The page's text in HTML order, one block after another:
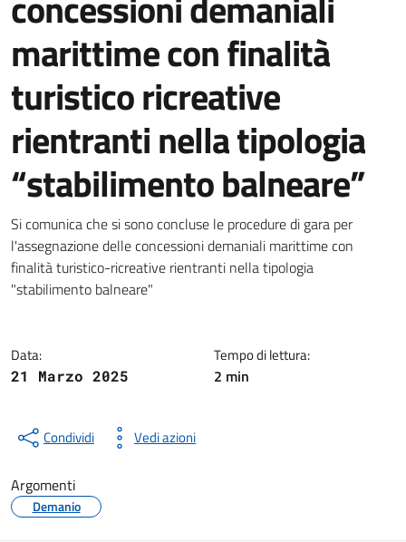
marittime con finalità
turistico ricreative
rientranti nella tipologia
“stabilimento balneare”
Notizia
Si comunica che si sono concluse le procedure di gara per
l'assegnazione delle concessioni demaniali marittime con
finalità turistico-ricreative rientranti nella tipologia
"stabilimento balneare"
Data:
21 Marzo 2025
Tempo di lettura:
2 min
Condividi Vedi azioni
Argomenti
Demanio